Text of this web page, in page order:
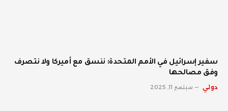
سفير إسرائيل في الأمم المتحدة: ننسق مع أميركا ولا نتصرف
وفق مصالحها
دولي سبتمبر 11, 2025